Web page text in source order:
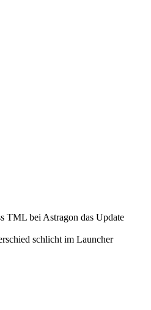
TML bei Astragon das Update
schlicht im Launcher